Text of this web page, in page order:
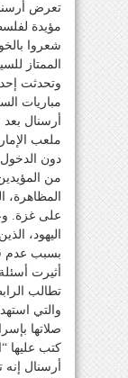
تعرض
مؤيدة
شعروا
الممتاز
وتحدثت
مباريات
أرسنال
ملعب
من
المظاهرة،
على غزة.
اليهود،
بسبب عدم
أثيرت
تطالب
والتي
صلاتها
كتب عليها
أرسنال